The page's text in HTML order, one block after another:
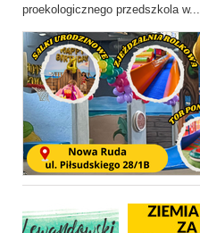
proekologicznego przedszkola w...